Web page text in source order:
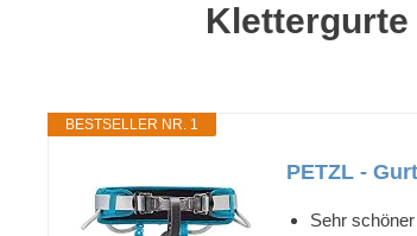
Klettergurte
BESTSELLER NR. 1
PETZL -
Sehr